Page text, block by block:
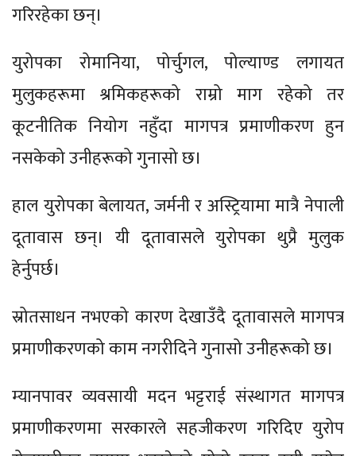
गरिरहेका छन्।
युरोपका रोमानिया, पोर्चुगल, पोल्याण्ड लगायत
मुलुकहरूमा श्रमिकहरूको राम्रो माग रहेको तर
कूटनीतिक नियोग नहुँदा मागपत्र प्रमाणीकरण हुन
नसकेको उनीहरूको गुनासो छ।
हाल युरोपका बेलायत, जर्मनी र अस्ट्रियामा मात्रै नेपाली
दूतावास छन्। यी दूतावासले युरोपका थुप्रै मुलुक
हेर्नुपर्छ।
स्रोतसाधन नभएको कारण देखाउँदै दूतावासले मागपत्र
प्रमाणीकरणको काम नगरीदिने गुनासो उनीहरूको छ।
म्यानपावर व्यवसायी मदन भट्टराई संस्थागत मागपत्र
प्रमाणीकरणमा सरकारले सहजीकरण गरिदिए युरोप